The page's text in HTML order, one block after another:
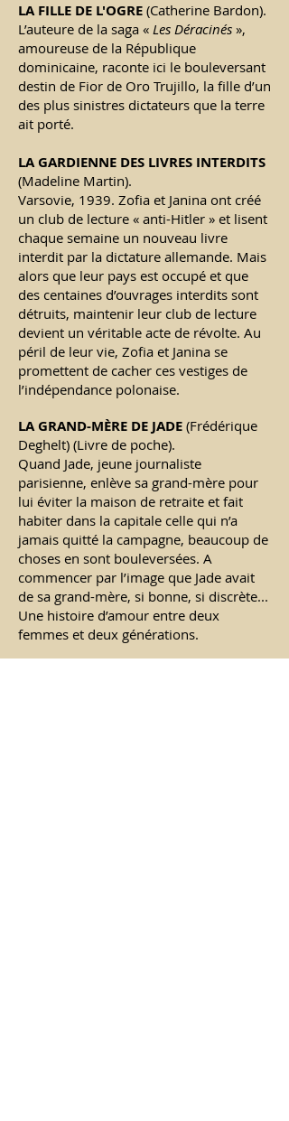
LA FILLE DE L'OGRE (Catherine Bardon).
L’auteure de la saga « Les Déracinés »,
amoureuse de la République
dominicaine, raconte ici le bouleversant
destin de Fior de Oro Trujillo, la fille d’un
des plus sinistres dictateurs que la terre
ait porté.
LA GARDIENNE DES LIVRES INTERDITS
(Madeline Martin).
Varsovie, 1939. Zofia et Janina ont créé
un club de lecture « anti-Hitler » et lisent
chaque semaine un nouveau livre
interdit par la dictature allemande. Mais
alors que leur pays est occupé et que
des centaines d’ouvrages interdits sont
détruits, maintenir leur club de lecture
devient un véritable acte de révolte. Au
péril de leur vie, Zofia et Janina se
promettent de cacher ces vestiges de
l’indépendance polonaise.
LA GRAND-MÈRE DE JADE (Frédérique
Deghelt) (Livre de poche).
Quand Jade, jeune journaliste
parisienne, enlève sa grand-mère pour
lui éviter la maison de retraite et fait
habiter dans la capitale celle qui n’a
jamais quitté la campagne, beaucoup de
choses en sont bouleversées. A
commencer par l’image que Jade avait
de sa grand-mère, si bonne, si discrète...
Une histoire d’amour entre deux
femmes et deux générations.